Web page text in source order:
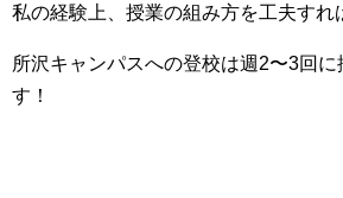
私の経験上、授業の組み方を工夫すれ
所沢キャンパスへの登校は週2〜3回
す！